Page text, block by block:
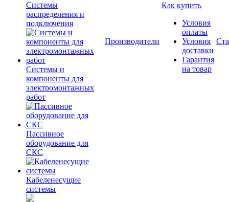
Системы
распределения и
подключения
Системы и
компоненты для
электромонтажных
работ
Пассивное
оборудование для
СКС
Кабеленесущие
системы
Производители
Как купить
Условия
оплаты
Условия
доставки
Гарантия
на товар